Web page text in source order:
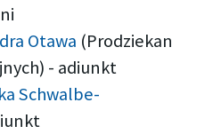
Otawa (Prodziekan
- adiunkt
Schwalbe-